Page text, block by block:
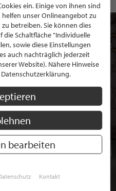
FÜR EINE GRATIS
ein. Einige von ihnen sind
unser Onlineangebot zu
betreiben. Sie können dies
die Schaltfläche "Individuelle
sowie diese Einstellungen
auch nachträglich jederzeit
Website). Nähere Hinweise
bearbeiten
Kontakt